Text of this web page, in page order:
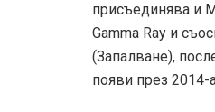
присъединява и
Gamma Ray и
(Запалване),
появи през 2014-